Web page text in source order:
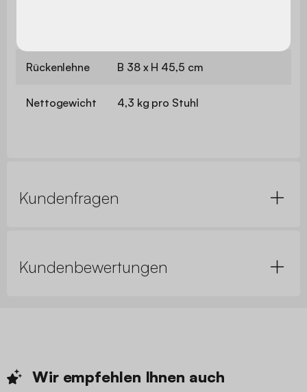
Rückenlehne B 38 x H 45,5 cm
Nettogewicht 4,3 kg pro Stuhl
Kundenfragen
Kundenbewertungen
Wir empfehlen Ihnen auch